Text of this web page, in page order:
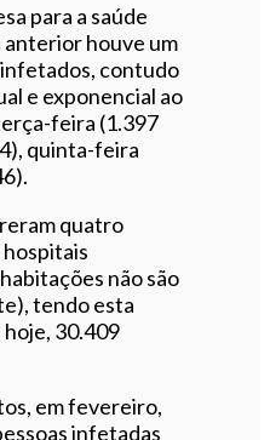
para a saúde
anterior houve um
contudo
e exponencial ao
feira (1.397
quinta-feira
quatro
não são
tendo esta
30.409
em fevereiro,
infetadas